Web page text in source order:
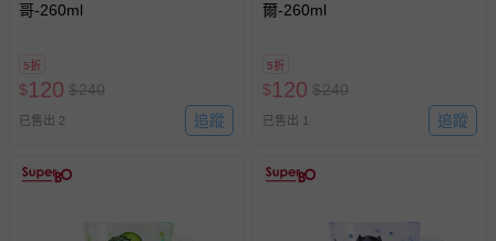
哥-260ml
5折
$120 $240
已售出 2 追蹤
爾-260ml
5折
$120 $240
已售出 1 追蹤